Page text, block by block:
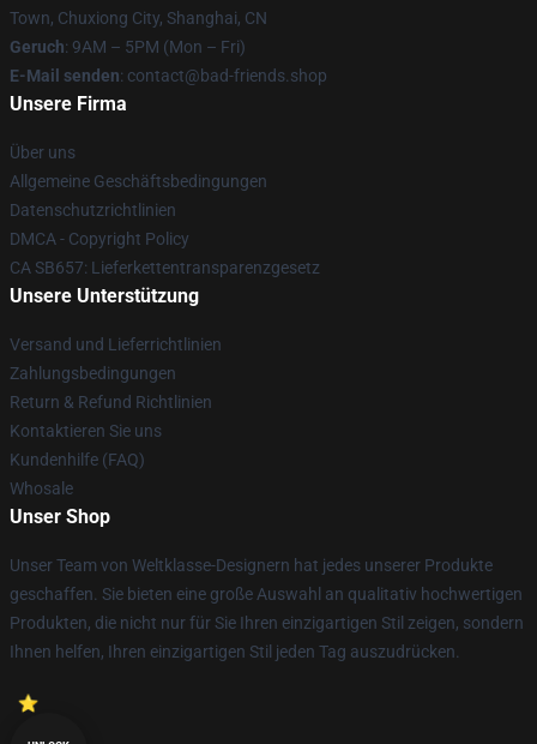
Town, Chuxiong City, Shanghai, CN
Geruch: 9AM – 5PM (Mon – Fri)
E-Mail senden: contact@bad-friends.shop
Unsere Firma
Über uns
Allgemeine Geschäftsbedingungen
Datenschutzrichtlinien
DMCA - Copyright Policy
CA SB657: Lieferkettentransparenzgesetz
Unsere Unterstützung
Versand und Lieferrichtlinien
Zahlungsbedingungen
Return & Refund Richtlinien
Kontaktieren Sie uns
Kundenhilfe (FAQ)
Whosale
Unser Shop
Unser Team von Weltklasse-Designern hat jedes unserer Produkte
geschaffen. Sie bieten eine große Auswahl an qualitativ hochwertigen
Produkten, die nicht nur für Sie Ihren einzigartigen Stil zeigen, sondern
Ihnen helfen, Ihren einzigartigen Stil jeden Tag auszudrücken.